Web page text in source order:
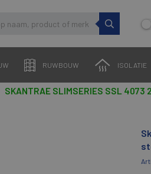
RUWBOUW ISOLATIE
SKANTRAE SLIMSERIES SSL 4073